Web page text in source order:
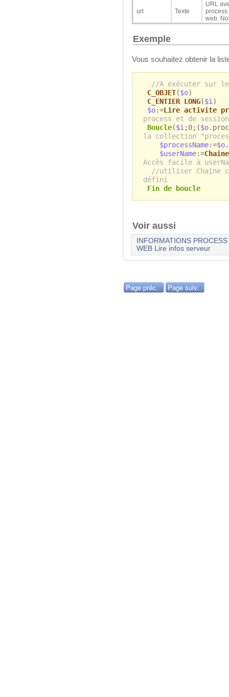
url Texte
URL
process
web.
Exemple
Vous souhaitez obtenir la
//A exécuter sur
C_OBJET($o)
C_ENTIER LONG($i )
$o:=Lire activite
process et de
Boucle($i ;0;($o
la collection
$processName:=$o
$userName:=Chaine
Accès facile à
//utiliser Chaine
défini
Fin de boucle
Voir aussi
INFORMATIONS PROCESS
WEB Lire infos serveur
Page préc. Page suiv.